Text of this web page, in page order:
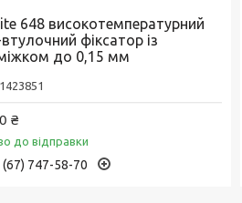
648 високотемпературний
фіксатор із
до 0,15 мм
1423851
₴
до відправки
(67) 747-58-70